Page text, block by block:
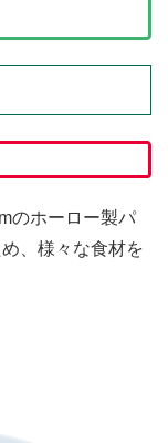
のホーロー製パ
、様々な食材を